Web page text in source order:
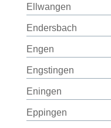
Ellwangen
Endersbach
Engen
Engstingen
Eningen
Eppingen